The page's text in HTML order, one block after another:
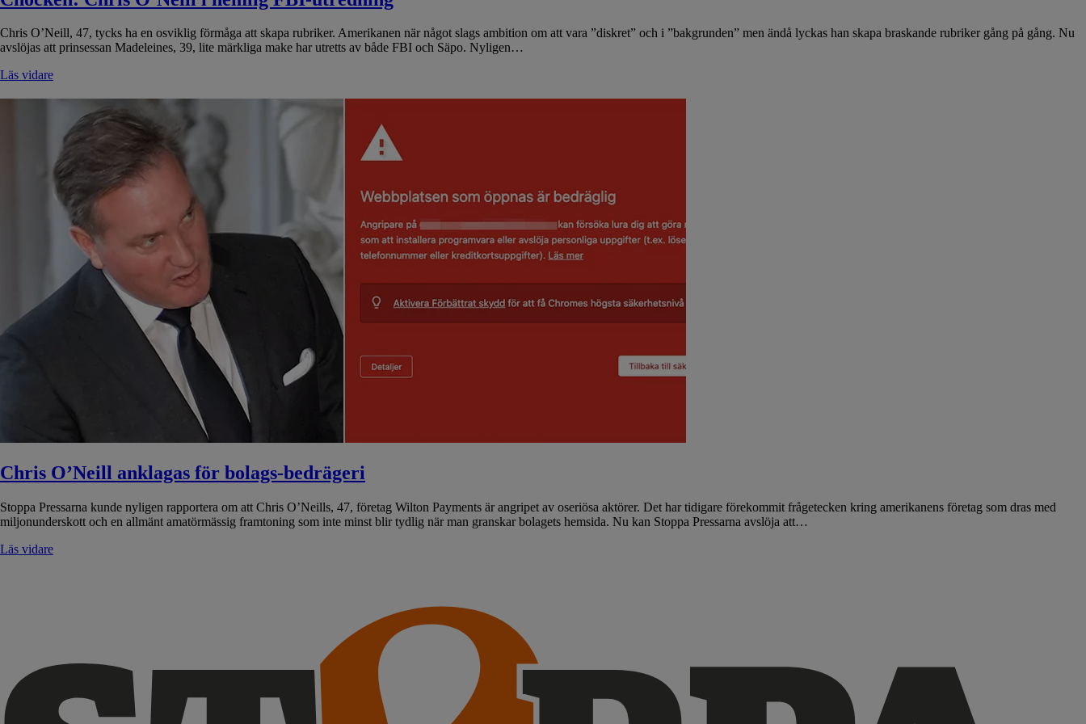
Chris O’Neill, 47, tycks ha en osviklig förmåga att skapa rubriker. Amerikanen när något slags ambition om att vara ”diskret” och i ”bakgrunden” men ändå lyckas han skapa braskande rubriker gång på gång. Nu
avslöjas att prinsessan Madeleines, 39, lite märkliga make har utretts av både FBI och Säpo. Nyligen…
Läs vidare
Chris O’Neill anklagas för bolags-bedrägeri
Stoppa Pressarna kunde nyligen rapportera om att Chris O’Neills, 47, företag Wilton Payments är angripet av oseriösa aktörer. Det har tidigare förekommit frågetecken kring amerikanens företag som dras med
miljonunderskott och en allmänt amatörmässig framtoning som inte minst blir tydlig när man granskar bolagets hemsida. Nu kan Stoppa Pressarna avslöja att…
Läs vidare